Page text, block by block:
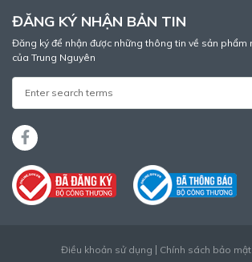
ĐĂNG KÝ NHẬN BẢN TIN
Đăng ký để nhận được những thông tin về sản phẩm
của Trung Nguyên
Điều khoản sử dụng Chính sách bảo mật